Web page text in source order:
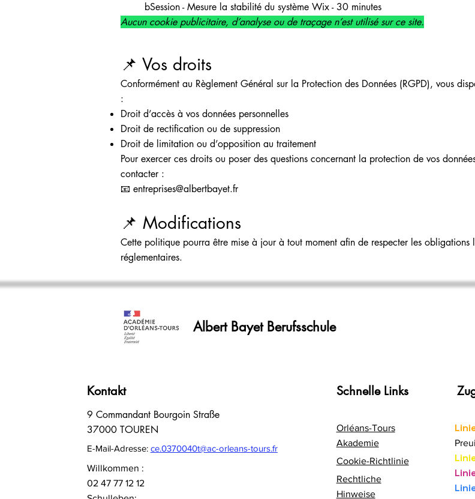
bSession - Mesure la stabilité du système Wix - 30 minutes
Aucun cookie publicitaire, d’analyse ou de traçage n’est utilisé sur ce site.
📌 Vos droits
Conformément au Règlement Général sur la Protection des Données (RGPD), vous
:
Droit d’accès à vos données personnelles
Droit de rectification ou de suppression
Droit de limitation ou d’opposition au traitement
Pour exercer ces droits ou poser des questions concernant la protection de vos
contacter :
📧 entreprises@albertbayet.fr
📌 Modifications
Cette politique pourra être mise à jour à tout moment afin de respecter les obligations
réglementaires.
Kontakt
9 Commandant Bourgoin Straße
37000 TOUREN
E-Mail-Adresse: ce.0370040t@ac-orleans-tours.fr
Willkommen :
02 47 77 12 12
Schnelle Links
Orléans-Tours
Akademie
Cookie-Richtlinie
Rechtliche
Hinweise
Albert Bayet Berufsschule